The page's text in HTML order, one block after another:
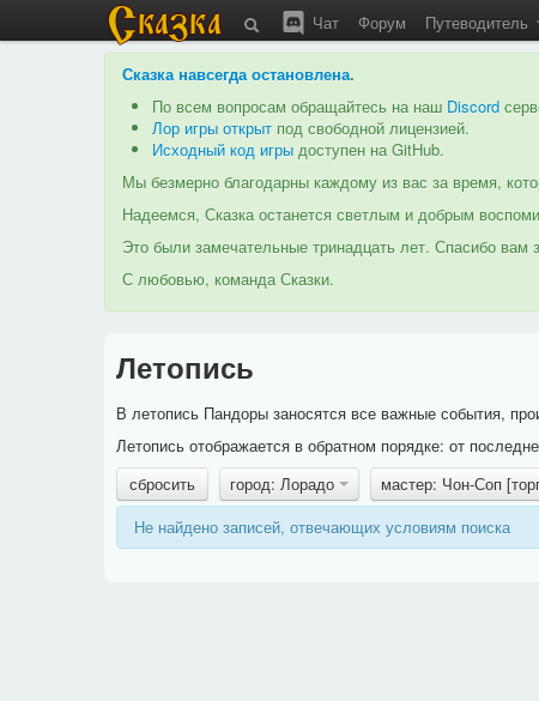
Чат Форум Путеводитель
Сказка навсегда остановлена.
По всем вопросам обращайтесь на наш Discord
Лор игры открыт под свободной лицензией.
Исходный код игры доступен на GitHub.
Мы безмерно благодарны каждому из вас за время,
Надеемся, Сказка останется светлым и добрым
Это были замечательные тринадцать лет. Спасибо вам
С любовью, команда Сказки.
Летопись
В летопись Пандоры заносятся все важные события,
Летопись отображается в обратном порядке: от
сбросить
город: Лорадо
мастер: Чон-Соп
Не найдено записей, отвечающих условиям поиска